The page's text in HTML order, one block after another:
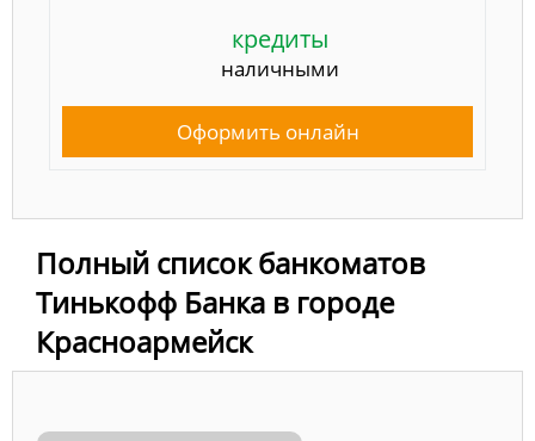
кредиты
наличными
Оформить онлайн
Полный список банкоматов
Тинькофф Банка в городе
Красноармейск